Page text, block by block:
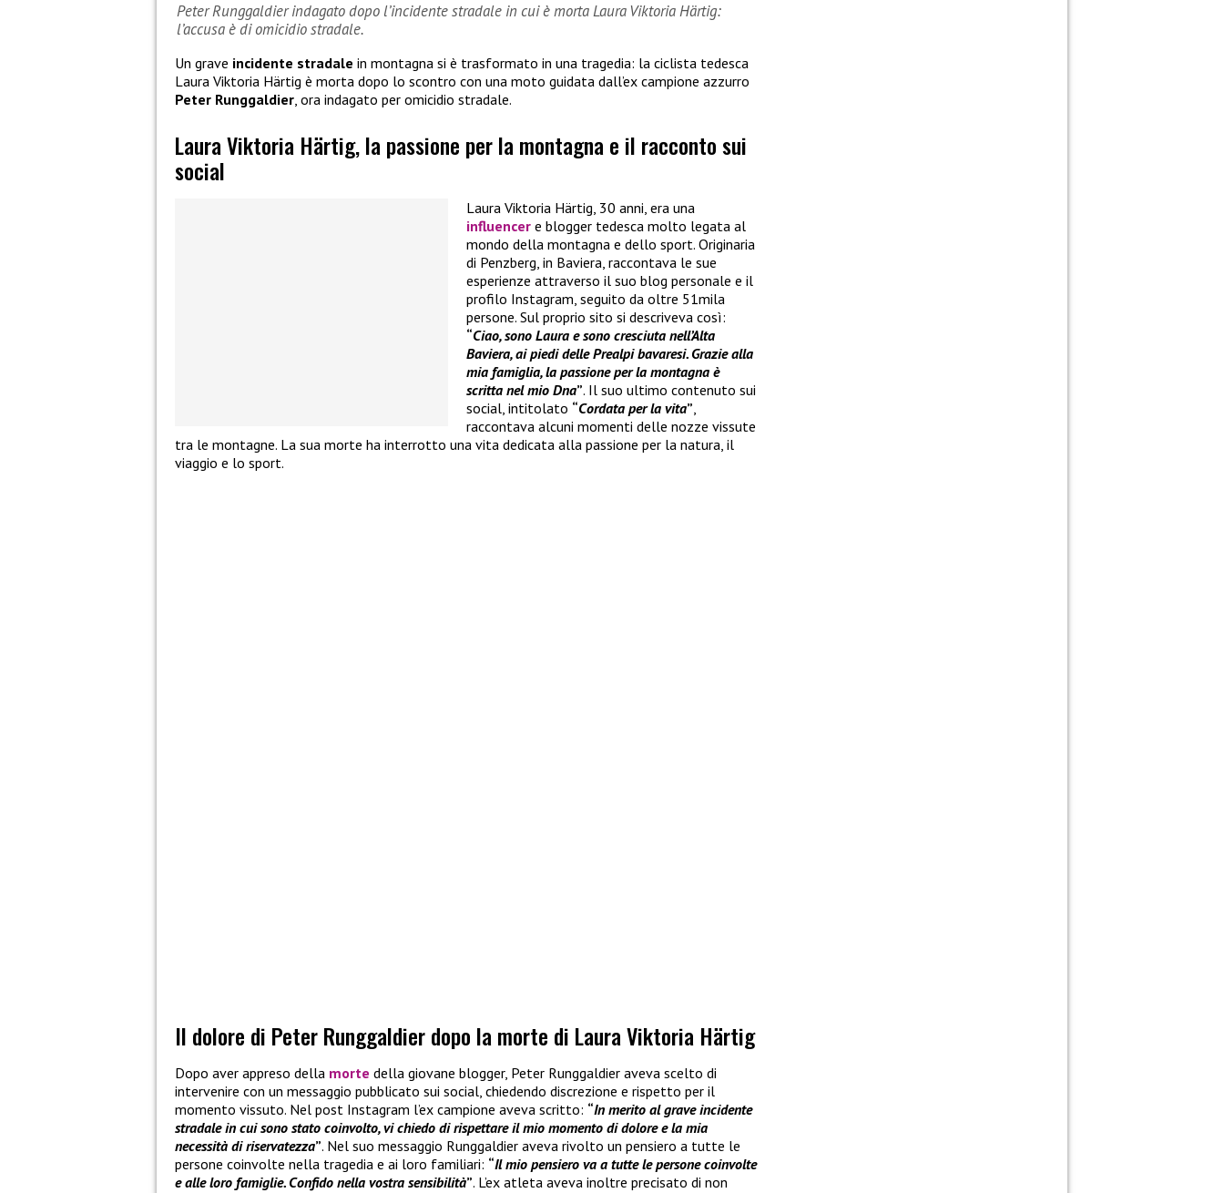
Peter Runggaldier indagato dopo l’incidente stradale in cui è morta Laura Viktoria Härtig:
l’accusa è di omicidio stradale.
Un grave incidente stradale in montagna si è trasformato in una tragedia: la ciclista tedesca
Laura Viktoria Härtig è morta dopo lo scontro con una moto guidata dall’ex campione azzurro
Peter Runggaldier , ora indagato per omicidio stradale.
Laura Viktoria Härtig, la passione per la montagna e il racconto sui
social
Laura Viktoria Härtig, 30 anni, era una
influencer e blogger tedesca molto legata al
mondo della montagna e dello sport. Originaria
di Penzberg, in Baviera, raccontava le sue
esperienze attraverso il suo blog personale e il
profilo Instagram, seguito da oltre 51mila
persone. Sul proprio sito si descriveva così:
“Ciao, sono Laura e sono cresciuta nell’Alta
Baviera, ai piedi delle Prealpi bavaresi. Grazie alla
mia famiglia, la passione per la montagna è
scritta nel mio Dna”. Il suo ultimo contenuto sui
social, intitolato “Cordata per la vita”,
raccontava alcuni momenti delle nozze vissute
tra le montagne. La sua morte ha interrotto una vita dedicata alla passione per la natura, il
viaggio e lo sport.
Il dolore di Peter Runggaldier dopo la morte di Laura Viktoria Härtig
Dopo aver appreso della morte della giovane blogger, Peter Runggaldier aveva scelto di
intervenire con un messaggio pubblicato sui social, chiedendo discrezione e rispetto per il
momento vissuto. Nel post Instagram l’ex campione aveva scritto: “In merito al grave incidente
stradale in cui sono stato coinvolto, vi chiedo di rispettare il mio momento di dolore e la mia
necessità di riservatezza”. Nel suo messaggio Runggaldier aveva rivolto un pensiero a tutte le
persone coinvolte nella tragedia e ai loro familiari: “Il mio pensiero va a tutte le persone coinvolte
e alle loro famiglie. Confido nella vostra sensibilità”. L’ex atleta aveva inoltre precisato di non